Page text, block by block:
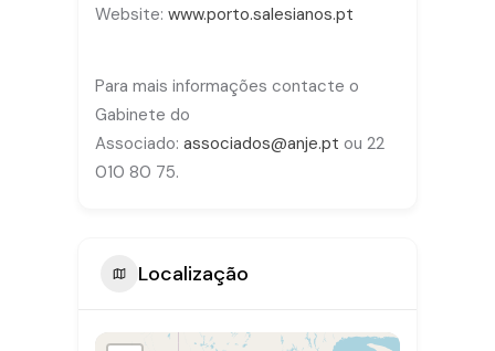
Website: www.porto.salesianos.pt
Para mais informações contacte o
Gabinete do
Associado: associados@anje.pt ou 22
010 80 75.
Localização